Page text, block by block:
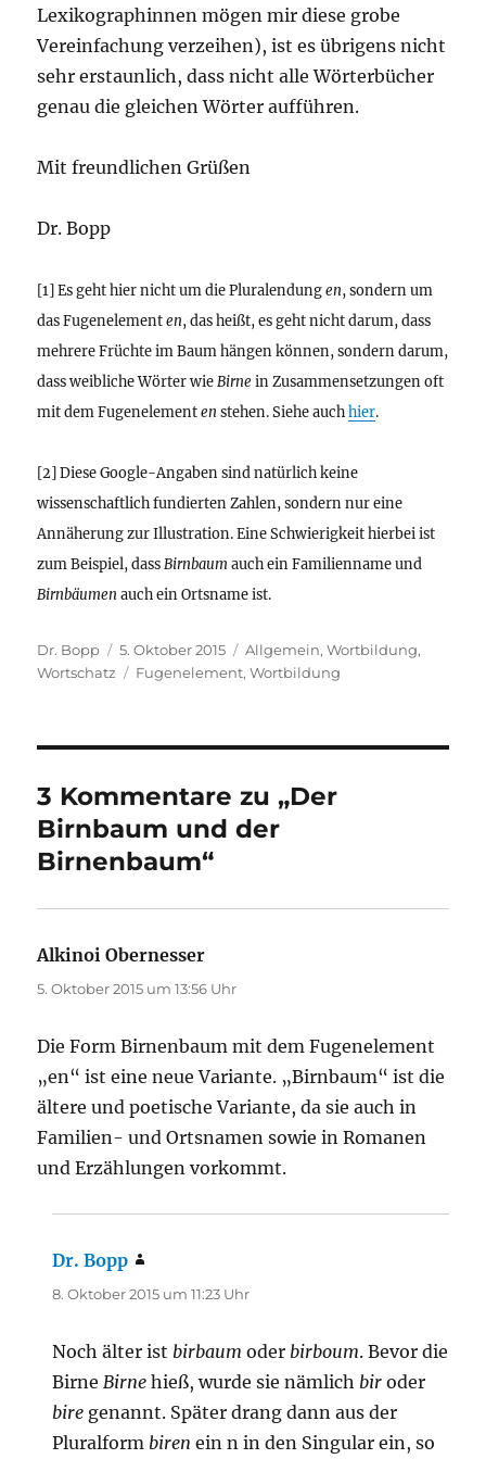
Lexikographinnen mögen mir diese grobe
Vereinfachung verzeihen), ist es übrigens nicht
sehr erstaunlich, dass nicht alle Wörterbücher
genau die gleichen Wörter aufführen.
Mit freundlichen Grüßen
Dr. Bopp
[1] Es geht hier nicht um die Pluralendungen, sondern um
das Fugenelementen, das heißt, es geht nicht darum, dass
mehrere Früchte im Baum hängen können, sondern darum,
dass weibliche Wörter wieBirnein Zusammensetzungen oft
mit dem Fugenelementen stehen. Siehe auchhier.
[2] Diese Google-Angaben sind natürlich keine
wissenschaftlich fundierten Zahlen, sondern nur eine
Annäherung zur Illustration. Eine Schwierigkeit hierbei ist
zum Beispiel, dassBirnbaum auch ein Familienname und
Birnbäumen auch ein Ortsname ist.
Autor
Dr. Bopp
Veröffentlicht
am
5. Oktober 2015 Kategorien
Allgemein,Wortbildung,
Wortschatz
Schlagwörter
Fugenelement,Wortbildung
3 Kommentare zu „Der
Birnbaum und der
Birnenbaum“
Alkinoi Obernesser
5. Oktober 2015 um 13:56 Uhr
Die Form Birnenbaum mit dem Fugenelement
„en“ ist eine neue Variante. „Birnbaum“ ist die
ältere und poetische Variante, da sie auch in
Familien- und Ortsnamen sowie in Romanen
und Erzählungen vorkommt.
Dr. Bopp
8. Oktober 2015 um 11:23 Uhr
Noch älter ist birbaum oder birboum. Bevor die
BirneBirne hieß, wurde sie nämlich bir oder
bire genannt. Später drang dann aus der
Pluralform biren ein n in den Singular ein, so